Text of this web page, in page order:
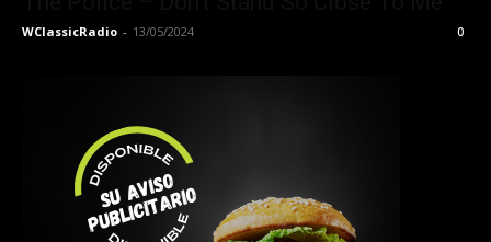
WClassicRadio - 13/05/2024 0